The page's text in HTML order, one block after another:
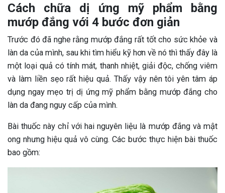
Cách chữa dị ứng mỹ phẩm bằng
mướp đắng với 4 bước đơn giản
Trước đó đã nghe rằng mướp đắng rất tốt cho sức khỏe và
làn da của mình, sau khi tìm hiểu kỹ hơn về nó thì thấy đây là
một loại quả có tính mát, thanh nhiệt, giải độc, chống viêm
và làm liền sẹo rất hiệu quả. Thấy vậy nên tôi yên tâm áp
dụng ngay mẹo trị dị ứng mỹ phẩm bằng mướp đắng cho
làn da đang nguy cấp của mình.
Bài thuốc này chỉ với hai nguyên liệu là mướp đắng và mật
ong nhưng hiệu quả vô cùng. Các bước thực hiện bài thuốc
bao gồm: